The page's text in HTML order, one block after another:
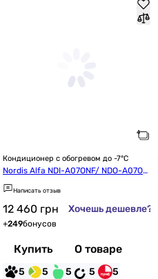
Кондиционер с обогревом до -7°C
Nordis Alfa NDI-A07ONF/ NDO-A07ON
F
Написать отзыв
12 460 грн Хочешь дешевле?
+249бонусов
Купить О товаре
5 5 5 5 5